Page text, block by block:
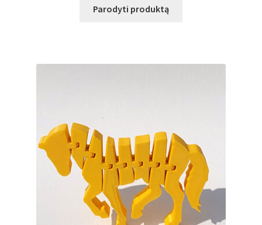
Parodyti produktą